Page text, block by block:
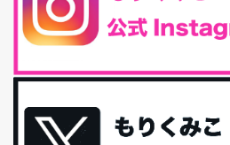
iHerb特大セール終了間近！みんな何買
最近お風呂上がりの炭酸水をシリカシ
今回は、最近毎回定期的に購入してい
礼品トップ５を紹介します。今までいろ